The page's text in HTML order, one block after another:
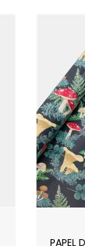
PAPEL